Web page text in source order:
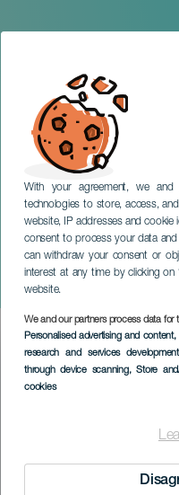
With your agreement, we
technologies to store, access,
website, IP addresses and cookie
consent to process your data and
can withdraw your consent or
interest at any time by clicking on
website.
We and our partners process data for
Personalised advertising and
research and services development
through device scanning, Store
cookies
Angela
TENERIFE
Imagen
Listado